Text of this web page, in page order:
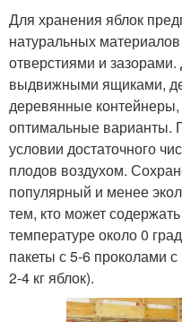
Для хранения яблок
натуральных
отверстиями и
выдвижными ящиками,
деревянные
оптимальные варианты.
условии достаточного
плодов воздухом.
популярный и менее
тем, кто может
температуре около 0
пакеты с 5-6 проколами
2-4 кг яблок).